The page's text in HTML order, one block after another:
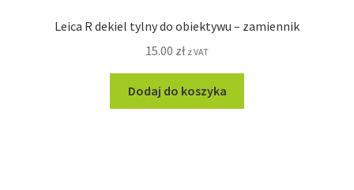
Leica R dekiel tylny do obiektywu – zamiennik
15.00 zł z VAT
Dodaj do koszyka